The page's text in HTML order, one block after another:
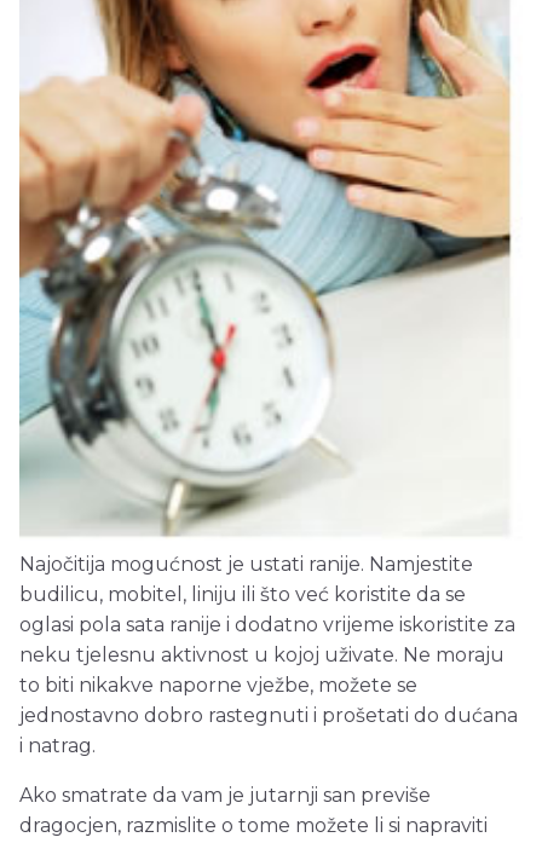
Najočitija mogućnost je ustati ranije. Namjestite
budilicu, mobitel, liniju ili što već koristite da se
oglasi pola sata ranije i dodatno vrijeme iskoristite za
neku tjelesnu aktivnost u kojoj uživate. Ne moraju
to biti nikakve naporne vježbe, možete se
jednostavno dobro rastegnuti i prošetati do dućana
i natrag.
Ako smatrate da vam je jutarnji san previše
dragocjen, razmislite o tome možete li si napraviti